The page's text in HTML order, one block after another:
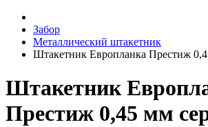
Забор
Металлический штакетник
Штакетник Европланка Престиж
Штакетник
Престиж 0,45 мм